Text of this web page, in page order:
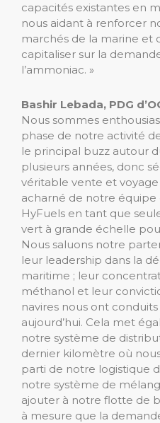
capacités existantes en
nous aidant à renforcer
marchés de la marine et
capitaliser sur la
l’ammoniac. »
Bashir Lebada, PDG
Nous sommes
phase de notre activité
le principal buzz autour
plusieurs années, donc
véritable vente et
acharné de notre
HyFuels en tant que
vert à grande échelle
Nous saluons notre
leur leadership dans la
maritime ; leur
méthanol et leur
navires nous ont
aujourd’hui. Cela met
notre système de
dernier kilomètre où
parti de notre logistique
notre système de
ajouter à notre flotte de
à mesure que la